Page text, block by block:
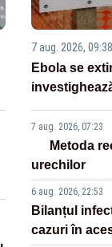
7 aug. 2026, 09:38
Ebola se
7 aug. 2026, 07:23
Metoda
urechilor
6 aug. 2026, 22:53
Bilanțul
cazuri în